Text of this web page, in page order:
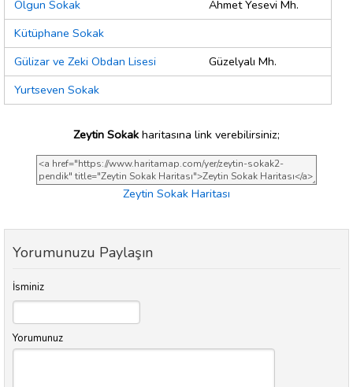
Olgun Sokak
Ahmet Yesevi Mh.
Kütüphane Sokak
Gülizar ve Zeki Obdan Lisesi
Güzelyalı Mh.
Yurtseven Sokak
Zeytin Sokak haritasına link verebilirsiniz;
Zeytin Sokak Haritası
Yorumunuzu Paylaşın
İsminiz
Yorumunuz